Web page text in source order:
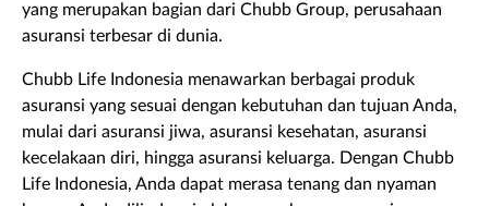
yang merupakan bagian dari Chubb Group, perusahaan
asuransi terbesar di dunia.
Chubb Life Indonesia menawarkan berbagai produk
asuransi yang sesuai dengan kebutuhan dan tujuan Anda,
mulai dari asuransi jiwa, asuransi kesehatan, asuransi
kecelakaan diri, hingga asuransi keluarga. Dengan Chubb
Life Indonesia, Anda dapat merasa tenang dan nyaman